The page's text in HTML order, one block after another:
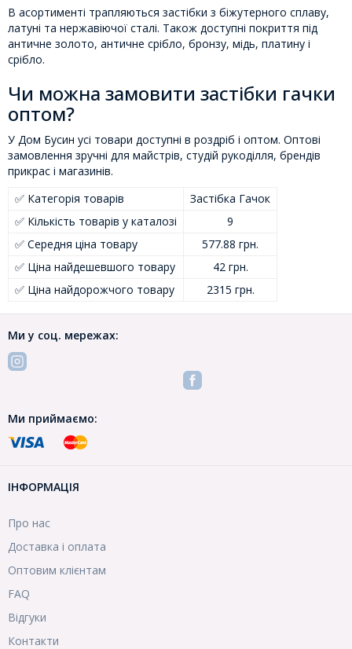
В асортименті трапляються застібки з біжутерного сплаву,
латуні та нержавіючої сталі. Також доступні покриття під
античне золото, античне срібло, бронзу, мідь, платину і
срібло.
Чи можна замовити застібки гачки
оптом?
У Дом Бусин усі товари доступні в роздріб і оптом. Оптові
замовлення зручні для майстрів, студій рукоділля, брендів
прикрас і магазинів.
✅ Категорія товарів
Застібка Гачок
✅ Кількість товарів у каталозі
9
✅ Середня ціна товару
577.88 грн.
✅ Ціна найдешевшого товару
42 грн.
✅ Ціна найдорожчого товару
2315 грн.
Ми у соц. мережах:
Ми приймаємо:
ІНФОРМАЦІЯ
Про нас
Доставка і оплата
Оптовим клієнтам
FAQ
Відгуки
Контакти